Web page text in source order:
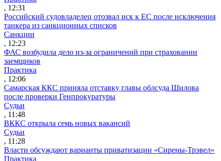
, 12:31
Российский судовладелец отозвал иск к ЕС после исключения
танкера из санкционных списков
Санкции
, 12:23
ФАС возбудила дело из-за ограничений при страховании
заемщиков
Практика
, 12:06
Самарская ККС приняла отставку главы облсуда Шилова
после проверки Генпрокуратуры
Судьи
, 11:48
ВККС открыла семь новых вакансий
Судьи
, 11:28
Власти обсуждают варианты приватизации «Сирены-Трэвел»
Практика